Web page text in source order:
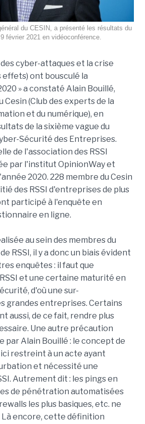
du CESIN, a présenté les résultats du
février 2021 en vidéoconférence.
cyber-attaques et la crise
effets) ont bousculé la
» a constaté Alain Bouillé,
Cesin (Club des experts de la
et du numérique), en
de la sixième vague du
Sécurité des Entreprises.
de l'association des RSSI
par l'institut OpinionWay et
2020. 228 membre du Cesin
des RSSI d'entreprises de plus
participé à l'enquête en
en ligne.
au sein des membres du
RSSI, il y a donc un biais évident
enquêtes : il faut que
et une certaine maturité en
d'où une sur-
grandes entreprises. Certains
aussi, de ce fait, rendre plus
Une autre précaution
par Alain Bouillé : le concept de
restreint à un acte ayant
et nécessité une
Autrement dit : les pings en
de pénétration automatisées
les plus basiques, etc. ne
Là encore, cette définition